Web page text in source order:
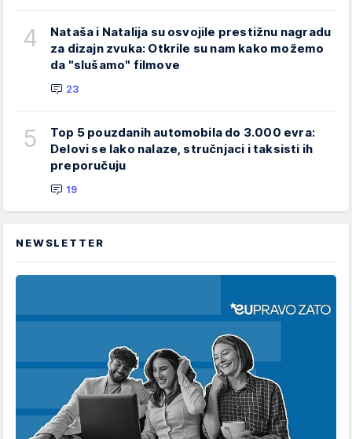
4
Nataša i Natalija su osvojile prestižnu nagradu
za dizajn zvuka: Otkrile su nam kako možemo
da "slušamo" filmove
23
5
Top 5 pouzdanih automobila do 3.000 evra:
Delovi se lako nalaze, stručnjaci i taksisti ih
preporučuju
19
NEWSLETTER